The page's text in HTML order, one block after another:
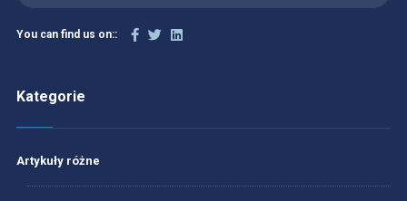
You can find us on::
Kategorie
Artykuły różne